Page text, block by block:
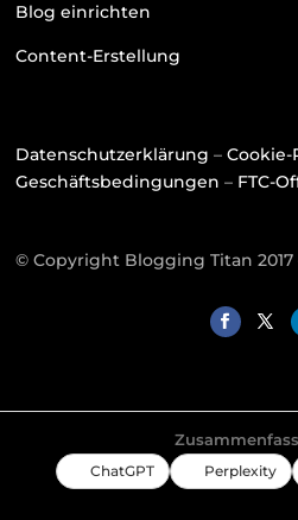
Blog einrichten
Content-Erstellung
Datenschutzerklärung –
Geschäftsbedingungen – FTC-
© Copyright Blogging Titan 2017
ChatGPT Perplexity